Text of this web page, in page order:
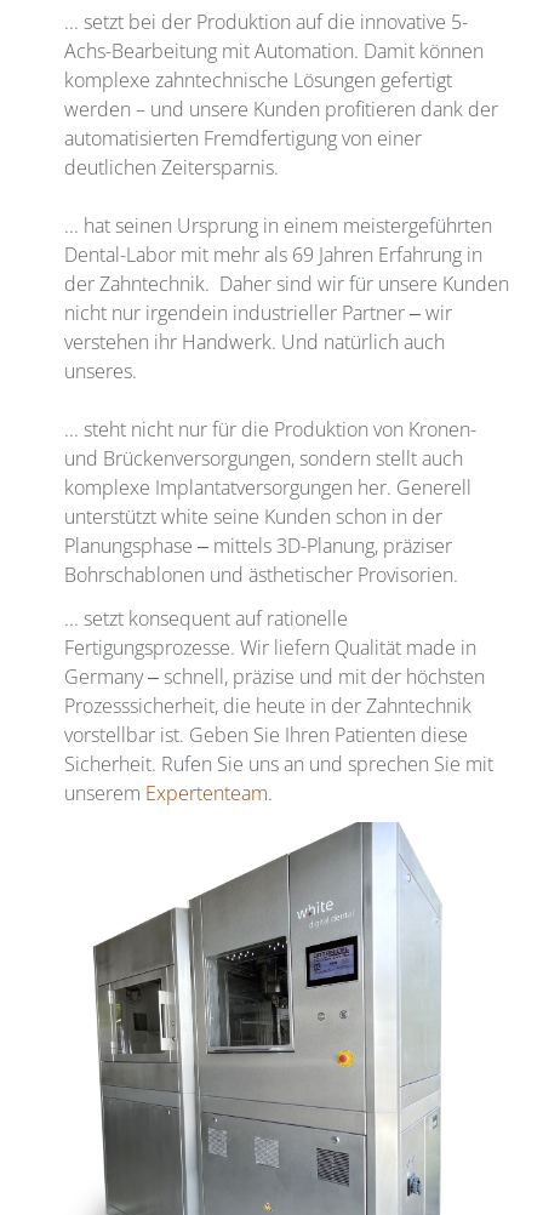
... setzt bei der Produktion auf die innovative 5-
Achs-Bearbeitung mit Automation. Damit können
komplexe zahntechnische Lösungen gefertigt
werden – und unsere Kunden profitieren dank der
automatisierten Fremdfertigung von einer
deutlichen Zeitersparnis.
... hat seinen Ursprung in einem meistergeführten
Dental-Labor mit mehr als 69 Jahren Erfahrung in
der Zahntechnik. Daher sind wir für unsere Kunden
nicht nur irgendein industrieller Partner ‒ wir
verstehen ihr Handwerk. Und natürlich auch
unseres.
... steht nicht nur für die Produktion von Kronen-
und Brückenversorgungen, sondern stellt auch
komplexe Implantatversorgungen her. Generell
unterstützt white seine Kunden schon in der
Planungsphase ‒ mittels 3D-Planung, präziser
Bohrschablonen und ästhetischer Provisorien.
... setzt konsequent auf rationelle
Fertigungsprozesse. Wir liefern Qualität made in
Germany ‒ schnell, präzise und mit der höchsten
Prozesssicherheit, die heute in der Zahntechnik
vorstellbar ist. Geben Sie Ihren Patienten diese
Sicherheit. Rufen Sie uns an und sprechen Sie mit
unserem Expertenteam.